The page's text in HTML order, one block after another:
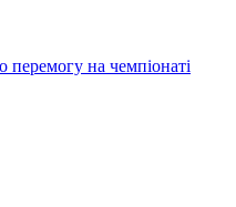
перемогу на чемпіонаті